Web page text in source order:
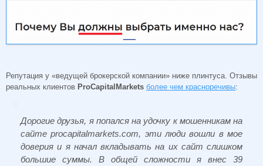
Репутация у «ведущей брокерской компании» ниже плинтуса. Отзывы
реальных клиентов ProCapitalMarkets более чем красноречивы:
Дорогие друзья, я попался на удочку к мошенникам на
сайте procapitalmarkets.com, эти люди вошли в мое
доверия и я начал вкладывать на их сайт слишком
большие суммы. В общей сложности я внес 39